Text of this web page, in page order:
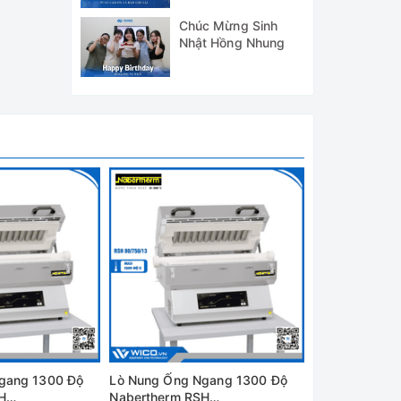
8
Chúc Mừng Sinh
Nhật Hồng Nhung
1300 Độ
Lò Nung Ống Ngang 1300 Độ
Nabertherm RSH